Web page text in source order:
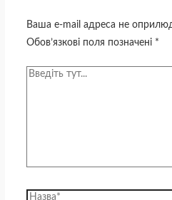
Ваша e-mail адреса не
Обов’язкові поля позначені *